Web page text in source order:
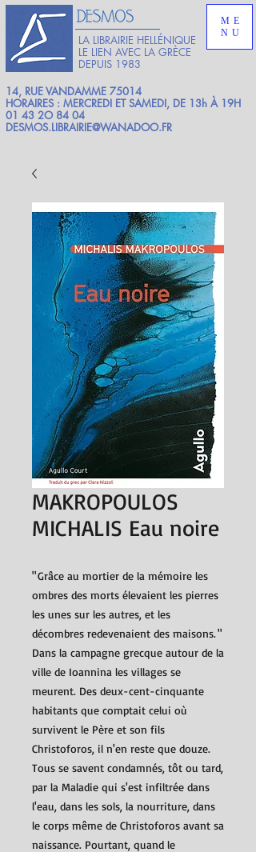
LA LIBRAIRIE HELLÉNIQUE
LE LIEN AVEC LA GRÈCE
DEPUIS 1983
ME
NU
14, RUE VANDAMME 75014
HORAIRES : MERCREDI ET SAMEDI, DE 13h À 19H
01 43 2O 84 04
DESMOS.LIBRAIRIE@WANADOO.FR
MAKROPOULOS
MICHALIS Eau noire
" Grâce au mortier de la mémoire les
ombres des morts élevaient les pierres
les unes sur les autres, et les
décombres redevenaient des maisons. "
Dans la campagne grecque autour de la
ville de Ioannina les villages se
meurent. Des deux-cent-cinquante
habitants que comptait celui où
survivent le Père et son fils
Christoforos, il n'en reste que douze.
Tous se savent condamnés, tôt ou tard,
par la Maladie qui s'est infiltrée dans
l'eau, dans les sols, la nourriture, dans
le corps même de Christoforos avant sa
naissance. Pourtant, quand le